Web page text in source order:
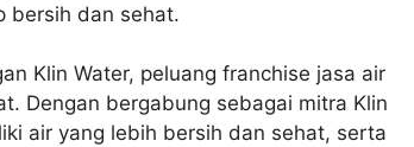
bersih dan sehat.
Klin Water, peluang franchise jasa air
Dengan bergabung sebagai mitra Klin
air yang lebih bersih dan sehat, serta